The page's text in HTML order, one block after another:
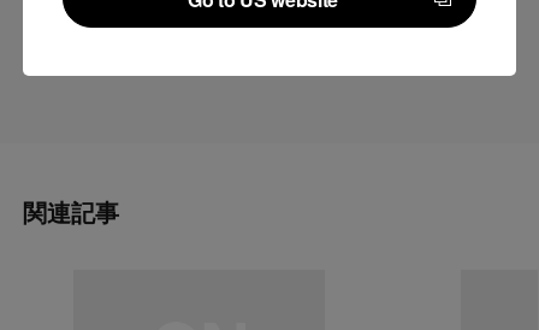
Go to US website
カンパニーとして、様々な法分野において、業界の成長と発展に
関連記事